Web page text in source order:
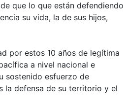
que lo que están defendiendo
su vida, la de sus hijos,
por estos 10 años de legítima
a nivel nacional e
sostenido esfuerzo de
la defensa de su territorio y el